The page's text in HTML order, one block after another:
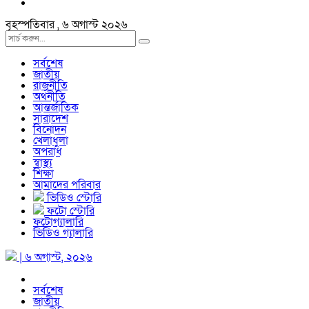
বৃহস্পতিবার , ৬ অগাস্ট ২০২৬
সর্বশেষ
জাতীয়
রাজনীতি
অর্থনীতি
আন্তর্জাতিক
সারাদেশ
বিনোদন
খেলাধুলা
অপরাধ
স্বাস্থ্য
শিক্ষা
আমাদের পরিবার
ভিডিও স্টোরি
ফটো স্টোরি
ফটোগ্যালারি
ভিডিও গ্যালারি
| ৬ অগাস্ট, ২০২৬
সর্বশেষ
জাতীয়